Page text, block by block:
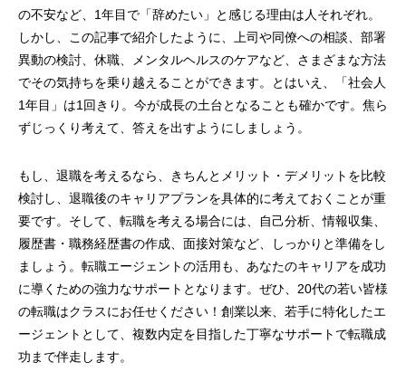
の不安など、1年目で「辞めたい」と感じる理由は人それぞれ。
しかし、この記事で紹介したように、上司や同僚への相談、部署
異動の検討、休職、メンタルヘルスのケアなど、さまざまな方法
でその気持ちを乗り越えることができます。とはいえ、「社会人
1年目」は1回きり。今が成長の土台となることも確かです。焦ら
ずじっくり考えて、答えを出すようにしましょう。
もし、退職を考えるなら、きちんとメリット・デメリットを比較
検討し、退職後のキャリアプランを具体的に考えておくことが重
要です。そして、転職を考える場合には、自己分析、情報収集、
履歴書・職務経歴書の作成、面接対策など、しっかりと準備をし
ましょう。転職エージェントの活用も、あなたのキャリアを成功
に導くための強力なサポートとなります。ぜひ、20代の若い皆様
の転職はクラスにお任せください！創業以来、若手に特化したエ
ージェントとして、複数内定を目指した丁寧なサポートで転職成
功まで伴走します。